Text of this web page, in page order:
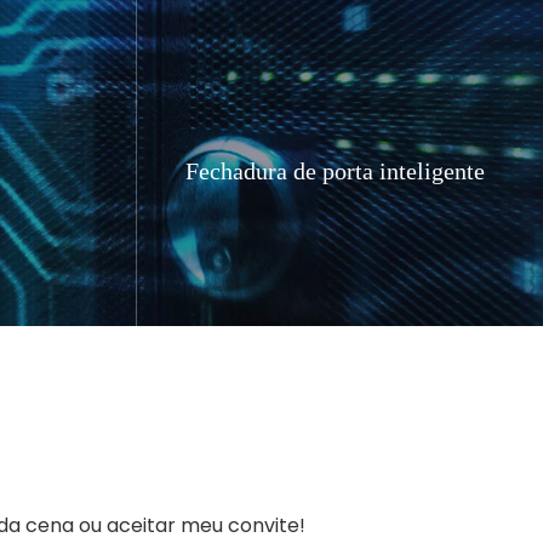
por
de
de
custo e
Fechadura de porta inteligente
Um requisito importante da
nova fechadura inteligente é
que ela seja capaz de se
cena ou aceitar meu convite!